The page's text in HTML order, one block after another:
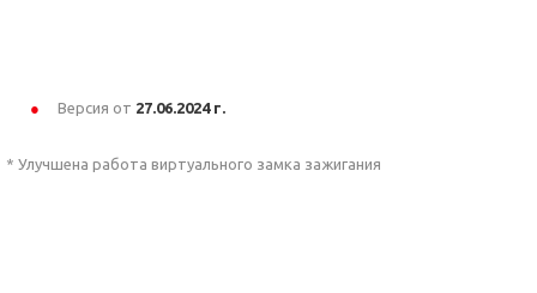
Версия от 27.06.2024 г.
* Улучшена работа виртуального замка зажигания